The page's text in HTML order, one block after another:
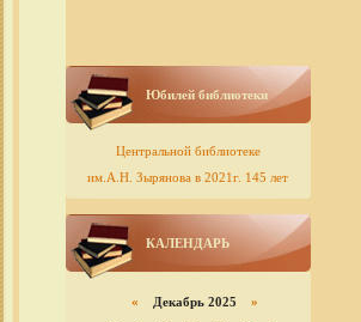
Юбилей библиотеки
Центральной библиотеке
им.А.Н. Зырянова в 2021г. 145 лет
КАЛЕНДАРЬ
« Декабрь 2025 »